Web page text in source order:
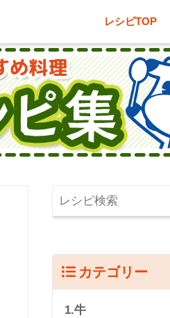
レシピTOP
カテゴリー
1.牛